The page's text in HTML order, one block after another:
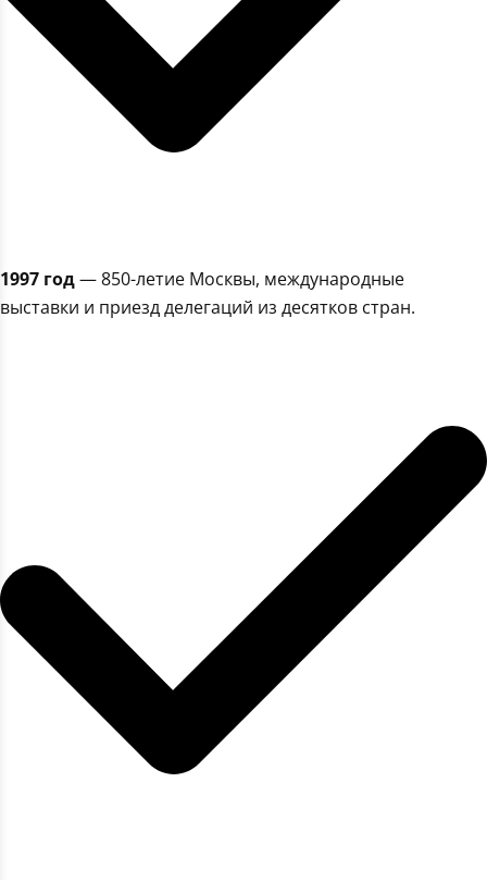
1997 год— 850-летие Москвы, международные
выставки и приезд делегаций из десятков стран.